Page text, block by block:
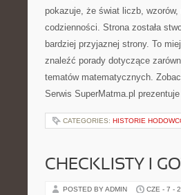
pokazuje, że świat liczb,
codzienności. Strona została
bardziej przyjaznej strony. To
znaleźć porady dotyczące
tematów matematycznych.
Serwis SuperMatma.pl
CATEGORIES: HISTORIE
CHECKLISTY I
POSTED BY ADMIN CZE - 7 -